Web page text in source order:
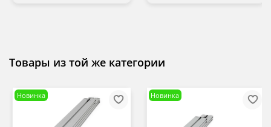
Товары из той же категории
Новинка Новинка